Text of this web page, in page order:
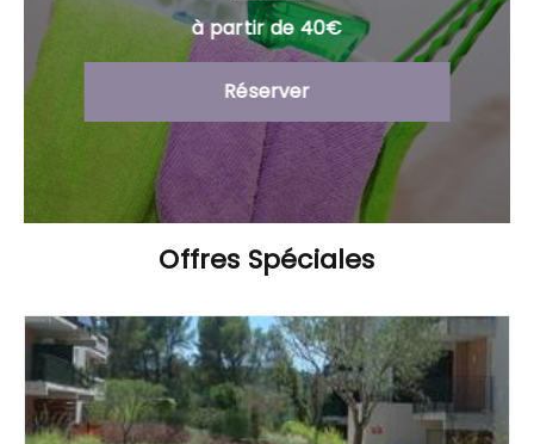
à partir de 40€
Réserver
Offres Spéciales